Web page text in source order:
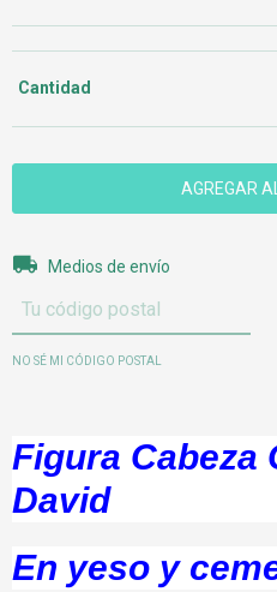
Cantidad
Entregas para el CP:
Medios de envío
NO SÉ MI CÓDIGO POSTAL
Figura Cabeza
David
En yeso y